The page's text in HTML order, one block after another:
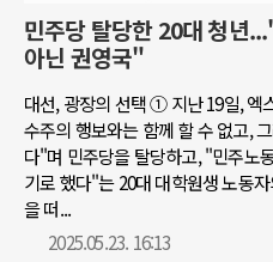
민주당 탈당한 20대 청년
아닌 권영국"
대선, 광장의 선택 ① 지난 19일, 엑
수주의 행보와는 함께 할 수 없고,
다"며 민주당을 탈당하고, "민주노
기로 했다"는 20대 대학원생 노동
을 떠...
2025.05.23. 16:13